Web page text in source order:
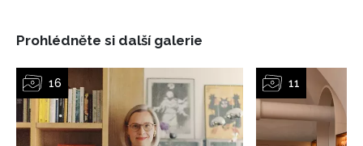
Prohlédněte si další galerie